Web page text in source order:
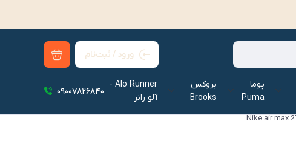
ورود / ثبت‌نام
پوما
Puma
بروکس
Brooks
Alo Runner -
آلو رانر‌
09007826840